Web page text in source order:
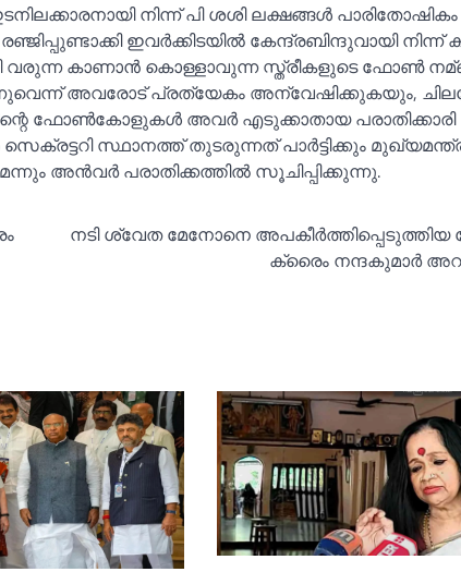
നിന്ന് പി ശശി ലക്ഷങ്ങള്‍ പാരിതോഷികം
ഇവര്‍ക്കിടയില്‍ കേന്ദ്രബിന്ദുവായി നിന്ന്
വരുന്ന കാണാന്‍ കൊള്ളാവുന്ന സ്ത്രീകളുടെ ഫോണ്‍
അവരോട് പ്രത്യേകം അന്വേഷിക്കുകയും,
ഫോണ്‍കോളുകള്‍ അവര്‍ എടുക്കാതായ പരാതിക്കാരി
സ്ഥാനത്ത് തുടരുന്നത് പാര്‍ട്ടിക്കും
അന്‍വര്‍ പരാതിക്കത്തില്‍ സൂചിപ്പിക്കുന്നു.
നടി ശ്വേത മേനോനെ
ക്രൈം നന്ദകുമാര്‍